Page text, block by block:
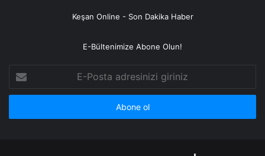
Keşan Online - Son Dakika Haber
E-Bültenimize Abone Olun!
Posta
adresinizi